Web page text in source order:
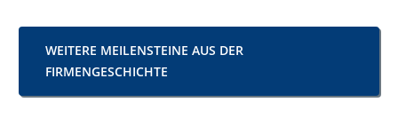
WEITERE MEILENSTEINE AUS DER
FIRMENGESCHICHTE